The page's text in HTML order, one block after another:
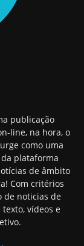
publicação
line, na hora, o
como uma
plataforma
de âmbito
Com critérios
de noticias de
vídeos e